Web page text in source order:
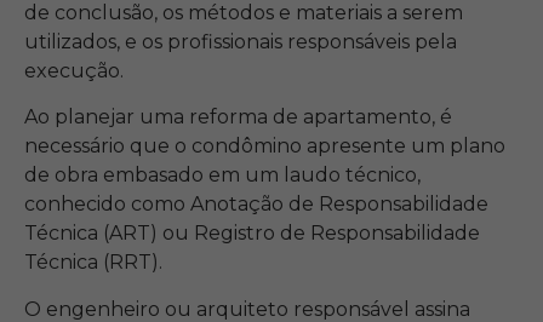
de conclusão, os métodos e materiais a serem
utilizados, e os profissionais responsáveis pela
execução.
Ao planejar uma reforma de apartamento, é
necessário que o condômino apresente um plano
de obra embasado em um laudo técnico,
conhecido como Anotação de Responsabilidade
Técnica (ART) ou Registro de Responsabilidade
Técnica (RRT).
O engenheiro ou arquiteto responsável assina